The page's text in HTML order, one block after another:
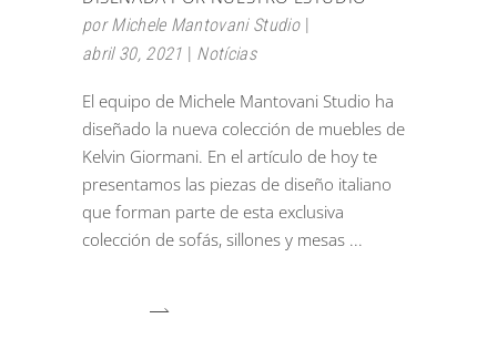
porMichele Mantovani Studio
abril 30, 2021
Notícias
El equipo de Michele Mantovani Studio ha
diseñado la nueva colección de muebles de
Kelvin Giormani. En el artículo de hoy te
presentamos las piezas de diseño italiano
que forman parte de esta exclusiva
colección de sofás, sillones y mesas